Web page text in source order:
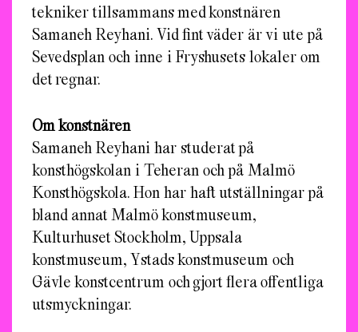
tekniker tillsammans med konstnären
Samaneh Reyhani. Vid fint väder är vi ute på
Sevedsplan och inne i Fryshusets lokaler om
det regnar.
Om konstnären
Samaneh Reyhani har studerat på
konsthögskolan i Teheran och på Malmö
Konsthögskola. Hon har haft utställningar på
bland annat Malmö konstmuseum,
Kulturhuset Stockholm, Uppsala
konstmuseum, Ystads konstmuseum och
Gävle konstcentrum och gjort flera offentliga
utsmyckningar.